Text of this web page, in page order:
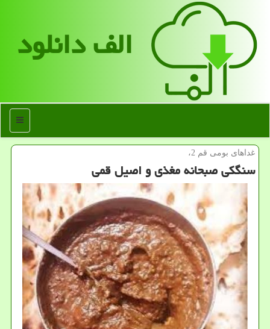
الف دانلود
منو
غداهای بومی قم 2،
سنگكی صبحانه مغذی و اصیل قمی